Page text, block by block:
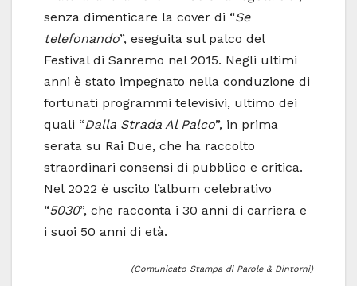
senza dimenticare la cover di “Se
telefonando”, eseguita sul palco del
Festival di Sanremo nel 2015. Negli ultimi
anni è stato impegnato nella conduzione di
fortunati programmi televisivi, ultimo dei
quali “Dalla Strada Al Palco”, in prima
serata su Rai Due, che ha raccolto
straordinari consensi di pubblico e critica.
Nel 2022 è uscito l’album celebrativo
“5030”, che racconta i 30 anni di carriera e
i suoi 50 anni di età.
(Comunicato Stampa di Parole & Dintorni)